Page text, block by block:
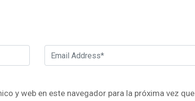
y web en este navegador para la próxima vez que